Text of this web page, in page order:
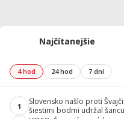
Najčítanejšie
4 hod 24 hod 7 dní
1
Slovensko našlo proti
šiestimi bodmi udržal